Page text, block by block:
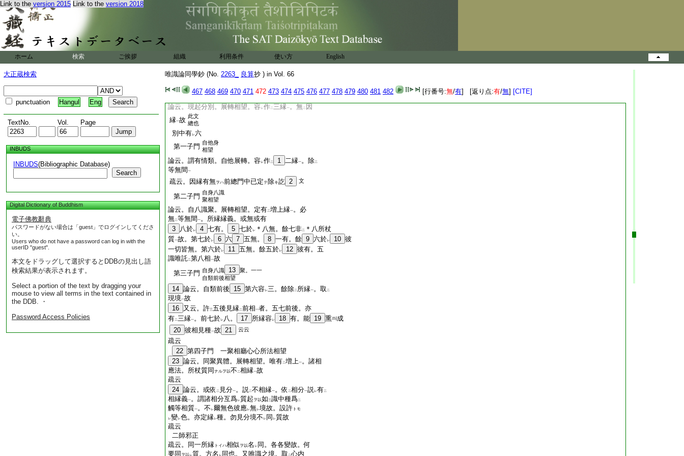
Link to the version 2015 Link to the version 2018
ホーム 検索 ご挨拶 組織 利用条件 使い方 English
大正蔵検索
punctuation Hangul Eng
TextNo. Vol. Page
INBUDS
INBUDS(Bibliographic Database)
Search
Digital Dictionary of Buddhism
電子佛教辭典
パスワードがない場合は「guest」でログインしてくださ
い。
Users who do not have a password can log in with the
userID "guest".
本文をドラッグして選択するとDDBの見出し語
検索結果が表示されます。
Select a portion of the text by dragging your
mouse to view all terms in the text contained in
the DDB. ・
Password Access Policies
唯識論同學鈔 (No. 2263_ 良算抄 ) in Vol. 66
467 468 469 470 471 472 473 474 475 476 477 478 479 480 481 482 [行番号:無/有] [返り点:有/無] [CITE]
種生
現
論云。本識中種。容下 作二 三縁 中現分別 。除
等
心心所若見若相分一。
辨 現生
論云。現起分別。展轉相望。容 レ作二 三縁一。無二 因
縁一故 此文
總也
別中有レ六
第一子門 自他身
相望
論云。謂有情類。自他展轉。容レ作二 1 二縁一。除二
等無間 一
疏云。因縁有無ヲハ前總門中已定テ除キ訖 2 文
第二子門 自身八識
聚相望
論云。自八識聚。展轉相望。定有二増上縁一。必
無二等無間 一。所縁縁義。或無或有
3 八於レ 4 七有。 5 七於レ ＊八無。餘七非二
＊八所杖
質一故。第七於レ 6 六 7 五無。 8 一有。餘 9 六於レ 10 彼
一切皆無。第六於レ 11 五無。餘五於レ 12 彼有。五
識唯託二第八相一故
第三子門 自身八識 13
聚。一一
自類前後相望
14 論云。自類前後 15 第六容レ三。餘除二 所縁一。取 二
現境一故
16 又云。許三五後見縁二前相一者。五七前後。亦
有二三縁一。前七於レ八。 17 所縁容レ 18 有。能 19 熏
成
20 彼相見種一故 21 云云
疏云
22 第四子門 一聚相廳心心所法相望
23 論云。同聚異體。展轉相望。唯有二増上一。諸相
應法。所杖質同 ナルヲ以不 二相縁一故
疏云
24 論云。或依 二 見分一。説二不相縁一。依 二相分一説レ有二
相縁義一。謂諸相分互爲レ質起 ヲ以如三識中種爲二
觸等相質一。不 レ爾無色彼應レ無レ境故。設許 トモ
レ變レ色。亦定縁レ種。勿見分境不 レ 同 レ質故
疏云
二師邪正
疏云。同一所縁 トイハ相似 ヲ以名 レ 同。各各變故。何
要同 ヲ以レ質。方名 レ 同也。又唯識之境。取 二心内